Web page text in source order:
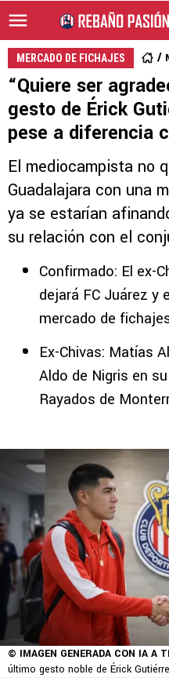
MERCADO DE FICHAJES
“Quiere ser
gesto de Érick
pese a diferencia
El mediocampista no
Guadalajara con una
ya se estarían
su relación con el
Confirmado: El ex-
dejará FC Juárez y
mercado de
Ex-Chivas: Matías
Aldo de Nigris en
Rayados de
© IMAGEN GENERADA CON IA A
último gesto noble de Érick